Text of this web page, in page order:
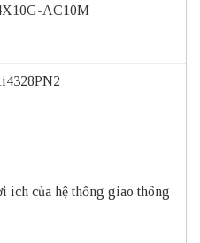
AC10M
ích của hệ thống giao thông